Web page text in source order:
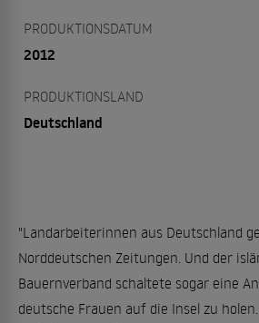
PRODUKTIONSDATUM
2012
PRODUKTIONSLAND
Deutschland
"Landarbeiterinnen aus Deutschland
Norddeutschen Zeitungen. Und der
Bauernverband schaltete sogar eine
deutsche Frauen auf die Insel zu